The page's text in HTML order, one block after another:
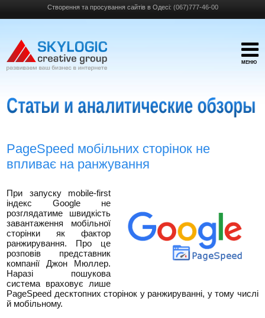
Створення та просування сайтів в Одесі: (067)777-46-00
МЕНЮ
PageSpeed ​​мобільних сторінок не
впливає на ранжування
При запуску mobile-first
індекс Google не
розглядатиме швидкість
завантаження мобільної
сторінки як фактор
ранжирування. Про це
розповів представник
компанії Джон Мюллер.
Наразі пошукова
система враховує лише
PageSpeed ​​десктопних сторінок у ранжируванні, у тому числі
й мобільному.